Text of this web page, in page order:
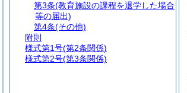
第3条(教育施設の課程を退学した場合
等の届出)
第4条(その他)
附則
様式第1号(第2条関係)
様式第2号(第3条関係)